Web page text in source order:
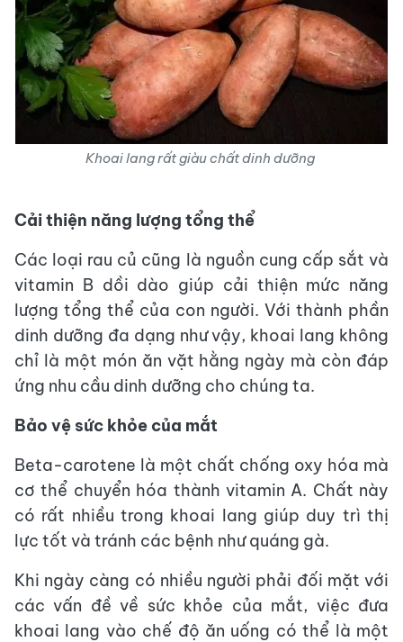
Khoai lang rất giàu chất dinh dưỡng
Cải thiện năng lượng tổng thể
Các loại rau củ cũng là nguồn cung cấp sắt và
vitamin B dồi dào giúp cải thiện mức năng
lượng tổng thể của con người. Với thành phần
dinh dưỡng đa dạng như vậy, khoai lang không
chỉ là một món ăn vặt hằng ngày mà còn đáp
ứng nhu cầu dinh dưỡng cho chúng ta.
Bảo vệ sức khỏe của mắt
Beta-carotene là một chất chống oxy hóa mà
cơ thể chuyển hóa thành vitamin A. Chất này
có rất nhiều trong khoai lang giúp duy trì thị
lực tốt và tránh các bệnh như quáng gà.
Khi ngày càng có nhiều người phải đối mặt với
các vấn đề về sức khỏe của mắt, việc đưa
khoai lang vào chế độ ăn uống có thể là một